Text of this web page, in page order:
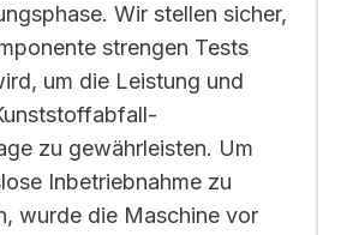
Wir stellen sicher,
strengen Tests
um die Leistung und
zu gewährleisten. Um
Inbetriebnahme zu
wurde die Maschine vor